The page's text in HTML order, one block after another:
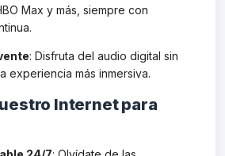
Max y más, siempre con
: Disfruta del audio digital sin
experiencia más inmersiva.
Internet para